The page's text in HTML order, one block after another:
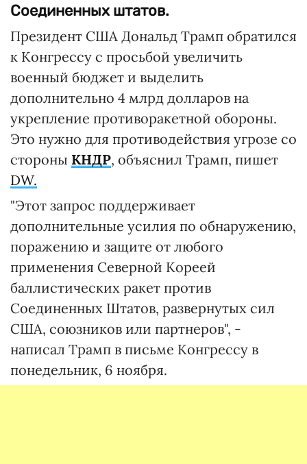
Соединенных штатов.
Президент США Дональд Трамп обратился
к Конгрессу с просьбой увеличить
военный бюджет и выделить
дополнительно 4 млрд долларов на
укрепление противоракетной обороны.
Это нужно для противодействия угрозе со
стороны КНДР, объяснил Трамп, пишет
DW.
"Этот запрос поддерживает
дополнительные усилия по обнаружению,
поражению и защите от любого
применения Северной Кореей
баллистических ракет против
Соединенных Штатов, развернутых сил
США, союзников или партнеров", -
написал Трамп в письме Конгрессу в
понедельник, 6 ноября.